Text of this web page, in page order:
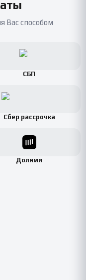
Вас способом
СБП
Сбер рассрочка
Долями